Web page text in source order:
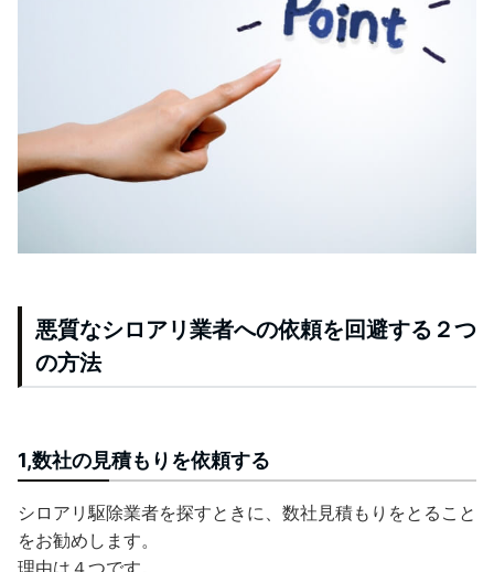
悪質なシロアリ業者への依頼を回避する２つ
の方法
1,数社の見積もりを依頼する
シロアリ駆除業者を探すときに、数社見積もりをとること
をお勧めします。
理由は４つです。